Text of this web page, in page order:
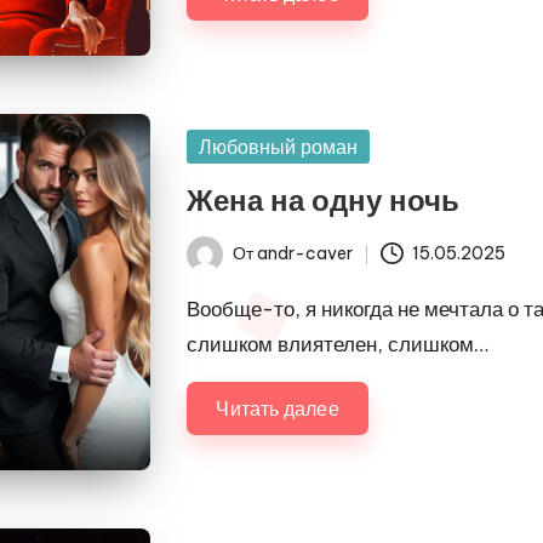
Опубликовано
Любовный роман
Жена на одну ночь
Запись
от
Отandr-caver 15.05.2025
Вообще-то, я никогда не мечтала о
слишком влиятелен, слишком…
Читать далее